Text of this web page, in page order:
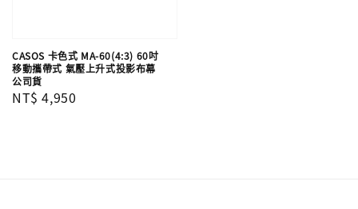
CASOS 卡色式 MA-60(4:3) 60吋
移動攜帶式 氣壓上升式投影布幕
公司貨
Regular
NT$ 4,950